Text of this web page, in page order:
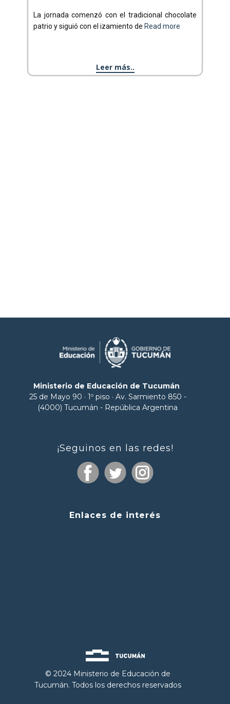
La jornada comenzó con el tradicional chocolate
patrio y siguió con el izamiento de Read more
Leer más..
Ministerio de Educación de Tucumán
25 de Mayo 90 · 1º piso · Av. Sarmiento 850 -
(4000) Tucumán - República Argentina
¡Seguinos en las redes!
Enlaces de interés
© 2024 Ministerio de Educación de
Tucumán. Todos los derechos reservados